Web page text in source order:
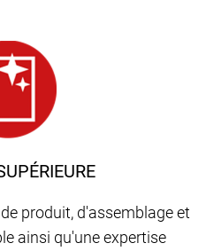
produit, d'assemblage et
ainsi qu'une expertise